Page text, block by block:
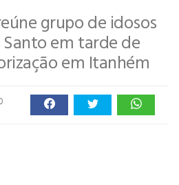
grupo de idosos
em tarde de
em Itanhém